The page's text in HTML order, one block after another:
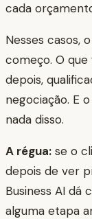
cada
Nesses casos,
começo. O
depois,
negociação. E
nada disso.
A régua: se o
depois de ver
Business AI dá
alguma etapa